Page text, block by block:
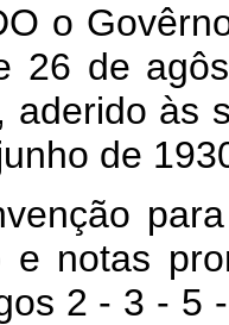
Govêrno
26 de
aderido às
de
para
e notas
2 - 3 - 5